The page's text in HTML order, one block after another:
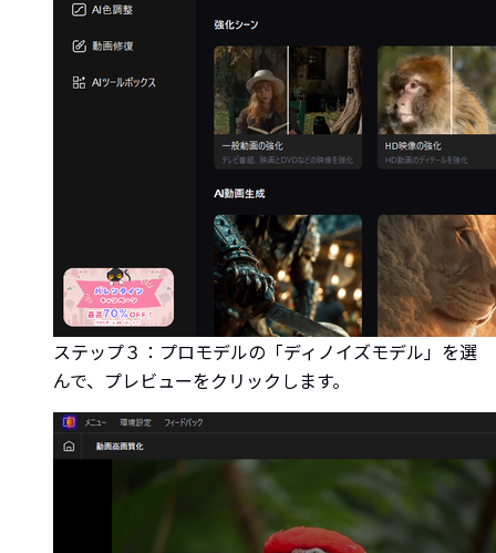
ステップ３：プロモデルの「ディノイズモデル」を選
んで、プレビューをクリックします。